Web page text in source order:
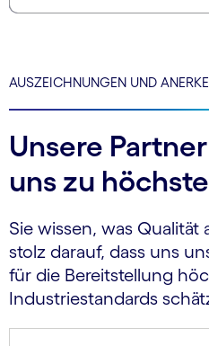
AUSZEICHNUNGEN UND
Unsere
uns zu
Sie wissen, was Qualität
stolz darauf, dass uns
für die Bereitstellung
Industriestandards